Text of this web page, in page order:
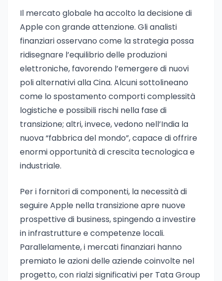
Il mercato globale ha accolto la decisione di
Apple con grande attenzione. Gli analisti
finanziari osservano come la strategia possa
ridisegnare l’equilibrio delle produzioni
elettroniche, favorendo l’emergere di nuovi
poli alternativi alla Cina. Alcuni sottolineano
come lo spostamento comporti complessità
logistiche e possibili rischi nella fase di
transizione; altri, invece, vedono nell’India la
nuova “fabbrica del mondo”, capace di offrire
enormi opportunità di crescita tecnologica e
industriale.
Per i fornitori di componenti, la necessità di
seguire Apple nella transizione apre nuove
prospettive di business, spingendo a investire
in infrastrutture e competenze locali.
Parallelamente, i mercati finanziari hanno
premiato le azioni delle aziende coinvolte nel
progetto, con rialzi significativi per Tata Group